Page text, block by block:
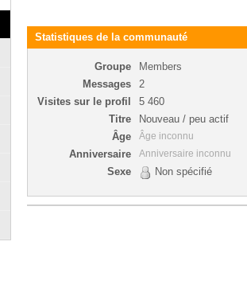
Statistiques de la communauté
Groupe
Members
Messages
2
Visites sur le profil
5 460
Titre
Nouveau / peu actif
Âge
Âge inconnu
Anniversaire Anniversaire inconnu
Sexe Non spécifié